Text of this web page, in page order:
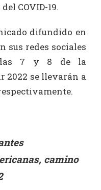
COVID-19.
difundido en
sus redes sociales
7 y 8 de la
2022 se llevarán a
camino